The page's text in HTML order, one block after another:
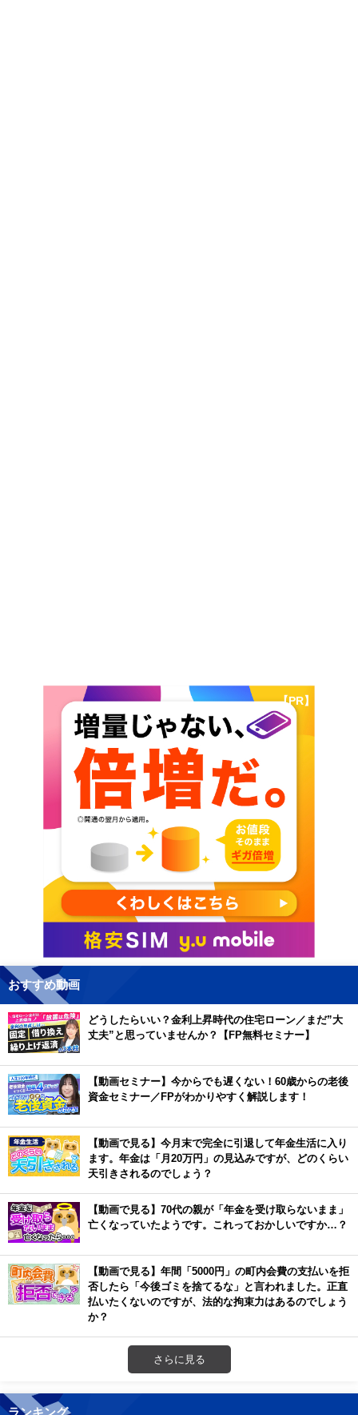
【PR】
おすすめ動画
どうしたらいい？金利上昇時代の住宅ローン／まだ”大
丈夫”と思っていませんか？【FP無料セミナー】
【動画セミナー】今からでも遅くない！60歳からの老後
資金セミナー／FPがわかりやすく解説します！
【動画で見る】今月末で完全に引退して年金生活に入り
ます。年金は「月20万円」の見込みですが、どのくらい
天引きされるのでしょう？
【動画で見る】70代の親が「年金を受け取らないまま」
亡くなっていたようです。これっておかしいですか…？
【動画で見る】年間「5000円」の町内会費の支払いを拒
否したら「今後ゴミを捨てるな」と言われました。正直
払いたくないのですが、法的な拘束力はあるのでしょう
か？
さらに見る
ランキング